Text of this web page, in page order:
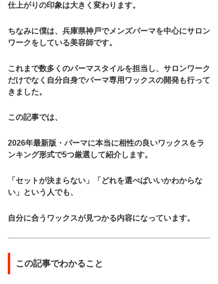
仕上がりの印象は大きく変わります。
ちなみに僕は、兵庫県神戸でメンズパーマを中心にサロン
ワークをしている美容師です。
これまで数多くのパーマスタイルを担当し、サロンワーク
だけでなく自分自身でパーマ専用ワックスの開発も行って
きました。
この記事では、
2026年最新版・パーマに本当に相性の良いワックスをラ
ンキング形式で5つ厳選して紹介します。
「セットが決まらない」「どれを選べばいいかわからな
い」という人でも、
自分に合うワックスが見つかる内容になっています。
この記事でわかること